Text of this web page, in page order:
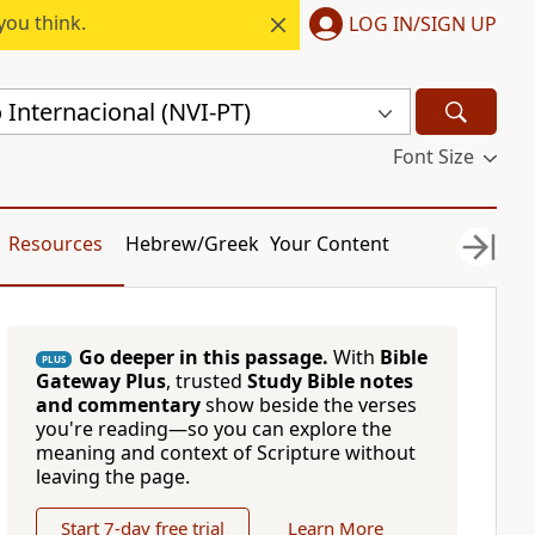
think. LOG IN/SIGN UP
Internacional (NVI-PT)
Font Size
Resources Hebrew/Greek Your Content
PLUS Go deeper in this passage. With Bible
Gateway Plus, trusted Study Bible notes
and commentaryshow beside the verses
you're reading—so you can explore the
meaning and context of Scripture without
leaving the page.
Start 7-day free trial Learn More